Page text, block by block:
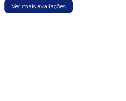
Ver mais avaliações